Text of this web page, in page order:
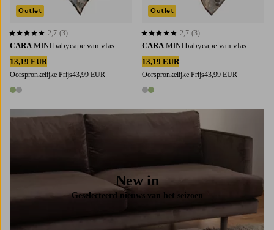
CARA MINI babycape van vlas
13,19 EUR
Oorspronkelijke Prijs43,99 EUR
2 kleuren
2,7 op basis van 3 beoordelingen
2,7 (3)
Outlet
CARA MINI babycape van vlas
13,19 EUR
Oorspronkelijke Prijs43,99 EUR
2 kleuren
2,7 op basis van 3 beoordelingen
2,7 (3)
Outlet
New in
Geselecteerd nieuws van het seizoen